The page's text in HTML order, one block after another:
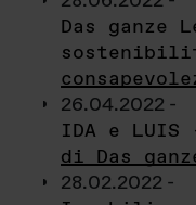
Das ganze
26.04.2022 -
IDA e
di Das
28.02.2022 -